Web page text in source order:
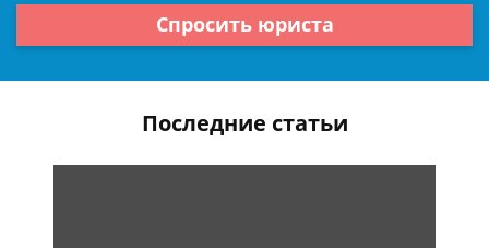
Спросить юриста
Последние статьи